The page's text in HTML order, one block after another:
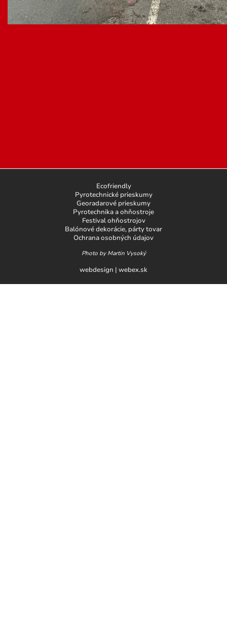
Ecofriendly
Pyrotechnické prieskumy
Georadarové prieskumy
Pyrotechnika a ohňostroje
Festival ohňostrojov
Balónové dekorácie, párty tovar
Ochrana osobných údajov
Photo by Martin Vysoký
webdesign | webex.sk